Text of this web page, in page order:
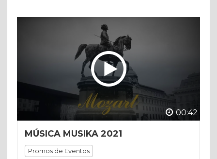
00:42
MÚSICA MUSIKA 2021
Promos de Eventos